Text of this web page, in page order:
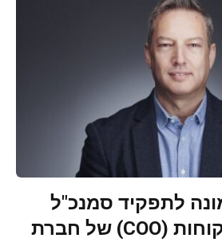
לתפקיד סמנכ"ל
התפעול והלקוחות (COO) של חברת